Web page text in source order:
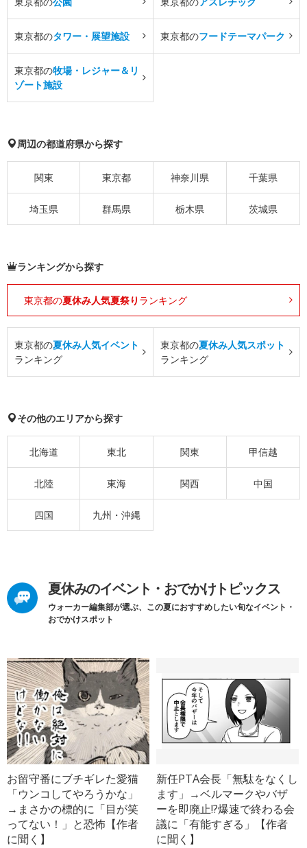
東京都のタワー・展望施設 東京都のフードテーマパーク
東京都の牧場・レジャー＆リ
ゾート施設
周辺の都道府県から探す
関東 東京都 神奈川県 千葉県
埼玉県 群馬県 栃木県 茨城県
ランキングから探す
東京都の夏休み人気夏祭り ランキング
東京都の夏休み人気イベント
ランキング
東京都の夏休み人気スポット
ランキング
その他のエリアから探す
北海道 東北 関東 甲信越
北陸 東海 関西 中国
四国 九州・沖縄
夏休みのイベント・おでかけトピックス
ウォーカー編集部が選ぶ、この夏におすすめしたい旬なイベント・
おでかけスポット
お留守番にブチギレた愛猫
「ウンコしてやろうかな」
→まさかの標的に「目が笑
ってない！」と恐怖【作者
に聞く】
新任PTA会長「無駄をなくし
ます」→ベルマークやバザ
ーを即廃止!?爆速で終わる会
議に「有能すぎる」【作者
に聞く】